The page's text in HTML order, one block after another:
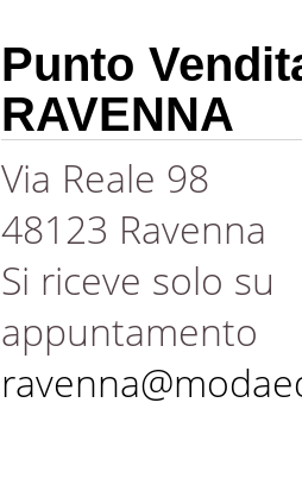
Punto
RAVENNA
Via Reale 98
48123 Ravenna
Si riceve solo su
appuntamento